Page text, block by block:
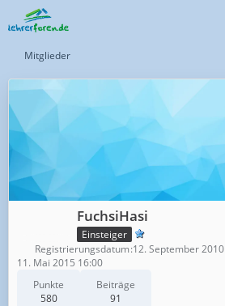
Mitglieder
FuchsiHasi
Einsteiger
Punkte
580
Beiträge
91
Registrierungsdatum 12. September 2010
11. Mai 2015 16:00